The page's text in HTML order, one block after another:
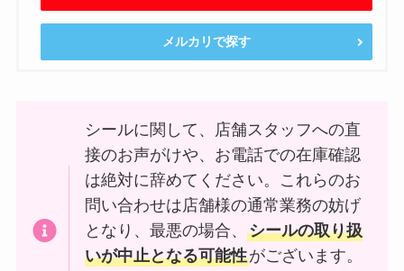
メルカリで探す
シールに関して、店舗スタッフへの直
接のお声がけや、お電話での在庫確認
は絶対に辞めてください。これらのお
問い合わせは店舗様の通常業務の妨げ
となり、最悪の場合、シールの取り扱
いが中止となる可能性がございます。